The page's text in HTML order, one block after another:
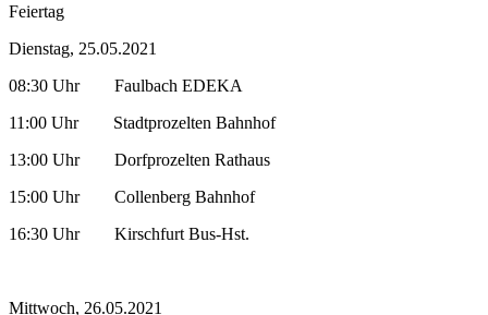
Feiertag
Dienstag, 25.05.2021
08:30 Uhr Faulbach EDEKA
11:00 Uhr Stadtprozelten Bahnhof
13:00 Uhr Dorfprozelten Rathaus
15:00 Uhr Collenberg Bahnhof
16:30 Uhr Kirschfurt Bus-Hst.
Mittwoch, 26.05.2021